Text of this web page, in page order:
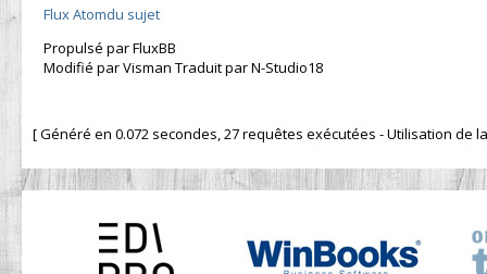
Flux Atomdu sujet
Propulsé par FluxBB
Modifié par Visman Traduit par N-Studio18
[ Généré en 0.072 secondes, 27 requêtes exécutées - Utilisation de la